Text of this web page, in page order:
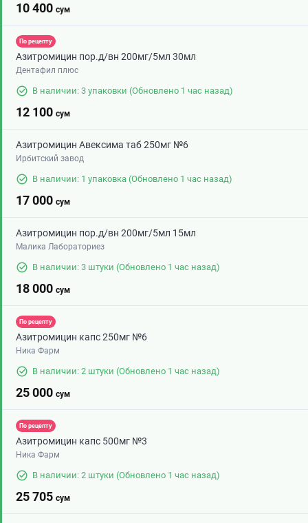
10 400 сум
По рецепту
Азитромицин пор.д/вн 200мг/5мл 30мл
Дентафил плюс
В наличии: 3 упаковки (Обновлено 1 час назад)
12 100 сум
Азитромицин Авексима таб 250мг №6
Ирбитский завод
В наличии: 1 упаковка (Обновлено 1 час назад)
17 000 сум
Азитромицин пор.д/вн 200мг/5мл 15мл
Малика Лабораториез
В наличии: 3 штуки (Обновлено 1 час назад)
18 000 сум
По рецепту
Азитромицин капс 250мг №6
Ника Фарм
В наличии: 2 штуки (Обновлено 1 час назад)
25 000 сум
По рецепту
Азитромицин капс 500мг №3
Ника Фарм
В наличии: 2 штуки (Обновлено 1 час назад)
25 705 сум